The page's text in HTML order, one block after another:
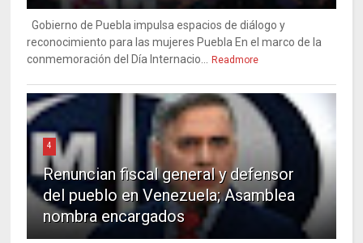
Gobierno de Puebla impulsa espacios de diálogo y
reconocimiento para las mujeres Puebla En el marco de la
conmemoración del Día Internacio... Readmore
4
Renuncian fiscal general y defensor
del pueblo en Venezuela; Asamblea
nombra encargados